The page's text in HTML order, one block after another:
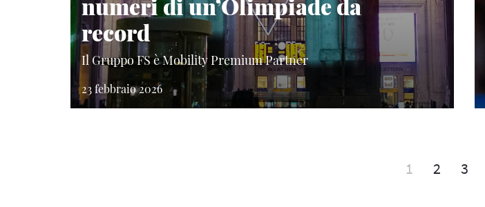
record
Il Gruppo FS è Mobility Premium Partner
23 febbraio 2026
1 2 3